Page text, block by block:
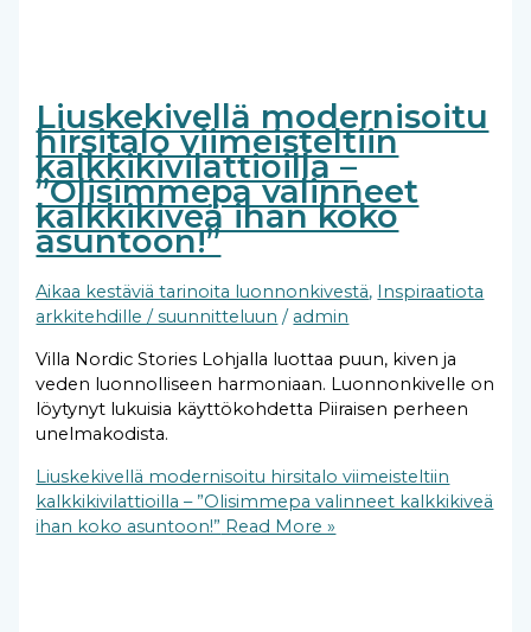
Liuskekivellä modernisoitu
hirsitalo viimeisteltiin
kalkkikivilattioilla –
”Olisimmepa valinneet
kalkkikiveä ihan koko
asuntoon!”
Aikaa kestäviä tarinoita luonnonkivestä, Inspiraatiota
arkkitehdille / suunnitteluun / admin
Villa Nordic Stories Lohjalla luottaa puun, kiven ja
veden luonnolliseen harmoniaan. Luonnonkivelle on
löytynyt lukuisia käyttökohdetta Piiraisen perheen
unelmakodista.
Liuskekivellä modernisoitu hirsitalo viimeisteltiin
kalkkikivilattioilla – ”Olisimmepa valinneet kalkkikiveä
ihan koko asuntoon!” Read More »